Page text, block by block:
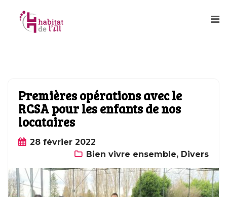
Premières opérations avec le
RCSA pour les enfants de nos
locataires
28 février 2022
Bien vivre ensemble, Divers